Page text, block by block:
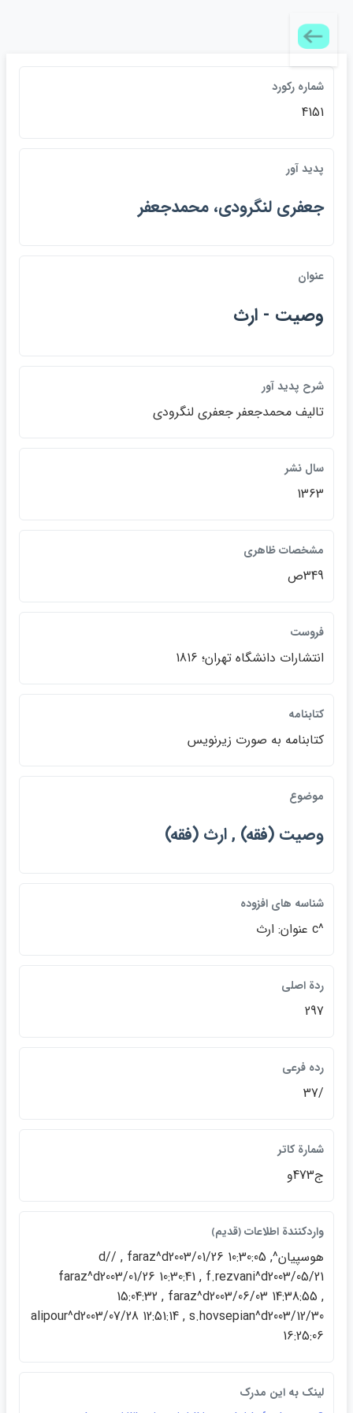
شماره ركورد
4151
پديد آور
جعفري لنگرودي، محمدجعفر
عنوان
وصيت - ارث
شرح پديد آور
تاليف محمدجعفر جعفري لنگرودي
سال نشر
1363
مشخصات ظاهري
349ص
فروست
انتشارات دانشگاه تهران؛ 1816
كتابنامه
كتابنامه به صورت زيرنويس
موضوع
وصيت (فقه) , ارث (فقه)
شناسه هاي افزوده
^c عنوان: ارث
ردة اصلي
297
رده فرعي
/37
شمارة كاتر
ج473و
واردكنندة اطلاعات ﴿قديم﴾
هوسپيان^d// , faraz^d2003/01/26 10:30:05 ,
faraz^d2003/01/26 10:30:41 , f.rezvani^d2003/05/21
15:04:32 , faraz^d2003/06/03 14:38:55 ,
alipour^d2003/07/28 12:51:14 , s.hovsepian^d2003/12/30
16:25:06
لينک به اين مدرک